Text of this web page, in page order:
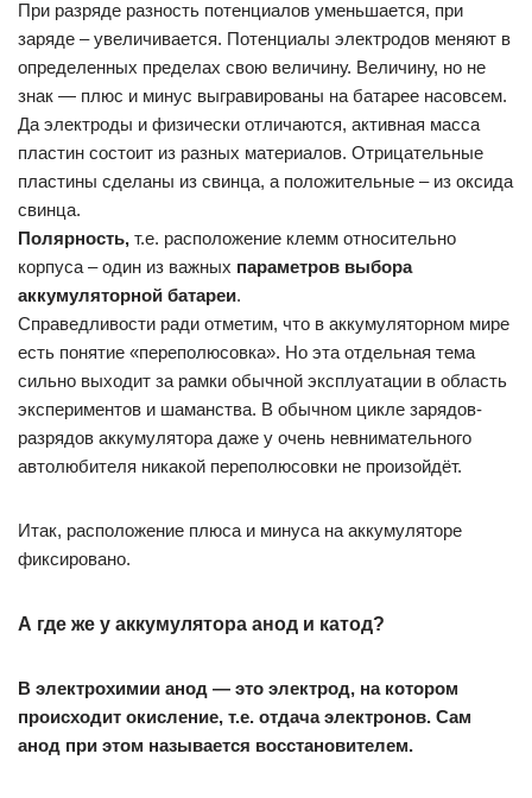
При разряде разность потенциалов уменьшается, при
заряде – увеличивается. Потенциалы электродов меняют в
определенных пределах свою величину. Величину, но не
знак — плюс и минус выгравированы на батарее насовсем.
Да электроды и физически отличаются, активная масса
пластин состоит из разных материалов. Отрицательные
пластины сделаны из свинца, а положительные – из оксида
свинца.
Полярность, т.е. расположение клемм относительно
корпуса – один из важных параметров выбора
аккумуляторной батареи.
Справедливости ради отметим, что в аккумуляторном мире
есть понятие «переполюсовка». Но эта отдельная тема
сильно выходит за рамки обычной эксплуатации в область
экспериментов и шаманства. В обычном цикле зарядов-
разрядов аккумулятора даже у очень невнимательного
автолюбителя никакой переполюсовки не произойдёт.
Итак, расположение плюса и минуса на аккумуляторе
фиксировано.
А где же у аккумулятора анод и катод?
В электрохимии анод — это электрод, на котором
происходит окисление, т.е. отдача электронов. Сам
анод при этом называется восстановителем.